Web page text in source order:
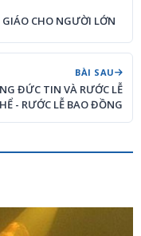
CHO NGƯỜI LỚN
BÀI SAU
ĐỨC TIN VÀ RƯỚC LỄ
- RƯỚC LỄ BAO ĐỒNG